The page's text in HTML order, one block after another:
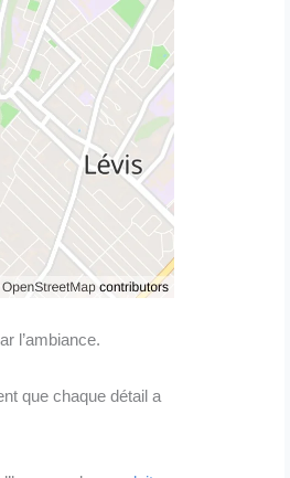
l’ambiance.
que chaque détail a